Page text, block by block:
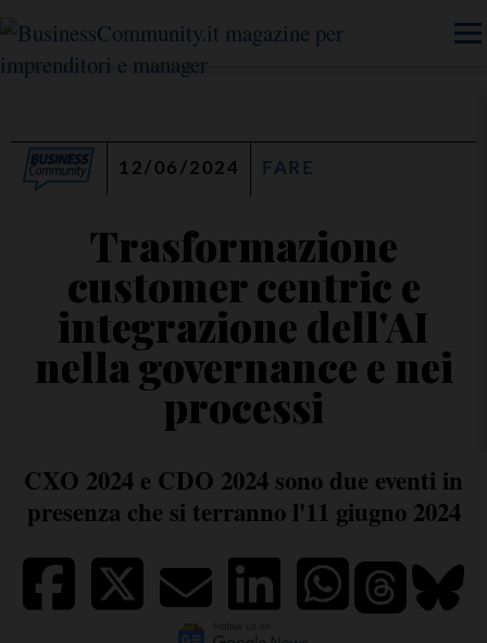
12/06/2024 FARE
Trasformazione
customer centric e
integrazione dell'AI
nella governance e nei
processi
CXO 2024 e CDO 2024 sono due eventi in
presenza che si terranno l'11 giugno 2024